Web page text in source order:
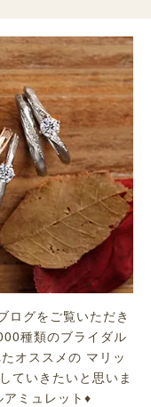
ログをご覧いただき
種類のブライダル
オススメの マリッ
ていきたいと思いま
ミュレット♦